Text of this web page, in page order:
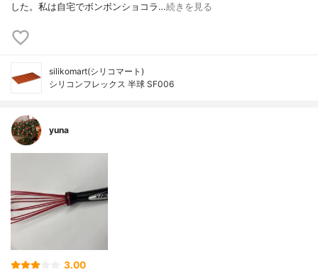
した。私は自宅でボンボンショコラ…続きを見る
silikomart(シリコマート)
シリコンフレックス 半球 SF006
yuna
3.00